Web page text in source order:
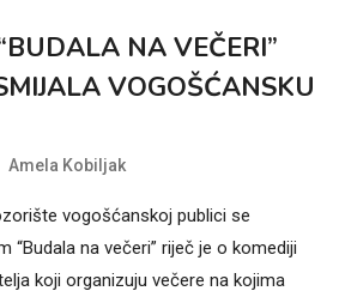
NA VEČERI”
VOGOŠĆANSKU
Amela Kobiljak
vogošćanskoj publici se
“Budala na večeri” riječ je o komediji
koji organizuju večere na kojima